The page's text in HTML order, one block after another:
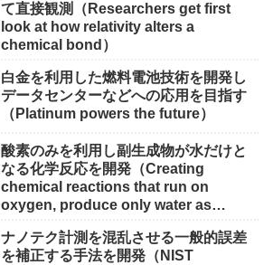
て直接観測（Researchers get first
look at how relativity alters a
chemical bond）
白金を利用した燃料電池技術を開発し
データセンターなどへの応用を目指す
（Platinum powers the future）
酸素のみを利用し副生成物が水だけと
なる化学反応を開発（Creating
chemical reactions that run on
oxygen, produce only water as
ナノテク計測を混乱させる一般的誤差
を補正する手法を開発（NIST